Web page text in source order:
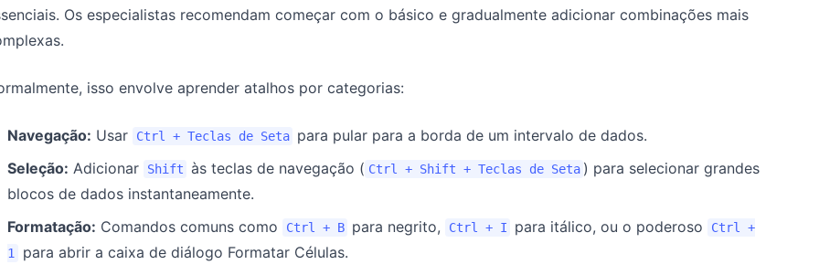
Os especialistas recomendam começar com o básico e gradualmente adicionar combinações mais
isso envolve aprender atalhos por categorias:
Navegação: Usar Ctrl + Teclas de Seta para pular para a borda de um intervalo de dados.
Seleção: Adicionar Shift às teclas de navegação ( Ctrl + Shift + Teclas de Seta ) para selecionar grandes
blocos de dados instantaneamente.
Formatação: Comandos comuns como Ctrl + B para negrito, Ctrl + I para itálico, ou o poderoso
Ctrl +
1
para abrir a caixa de diálogo Formatar Células.